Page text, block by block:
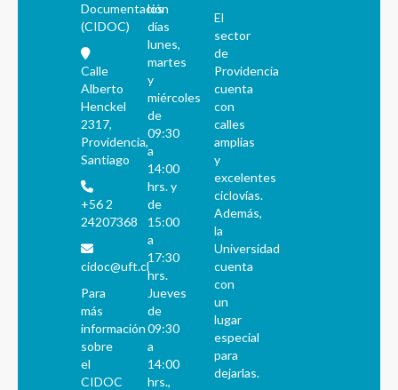
Documentación
(CIDOC)
Calle
Alberto
Henckel
2317,
Providencia,
Santiago
+56 2
24207368
cidoc@uft.cl
Para
más
información
sobre
el
CIDOC
los
días
lunes,
martes
y
miércoles
de
09:30
a
14:00
hrs. y
de
15:00
a
17:30
hrs.
Jueves
de
09:30
a
14:00
hrs.,
El
sector
de
Providencia
cuenta
con
calles
amplias
y
excelentes
ciclovías.
Además,
la
Universidad
cuenta
con
un
lugar
especial
para
dejarlas.